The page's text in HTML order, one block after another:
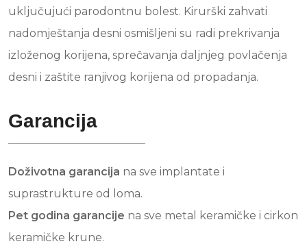
uključujući parodontnu bolest. Kirurški zahvati
nadomještanja desni osmišljeni su radi prekrivanja
izloženog korijena, sprečavanja daljnjeg povlačenja
desni i zaštite ranjivog korijena od propadanja.
Garancija
Doživotna garancija na sve implantate i
suprastrukture od loma.
Pet godina garancije na sve metal keramičke i cirkon
keramičke krune.